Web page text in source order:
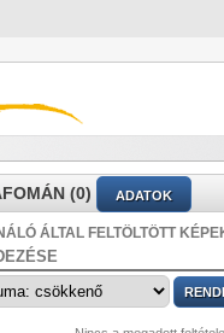
(0) ADATOK
ÁLTAL FELTÖLTÖTT